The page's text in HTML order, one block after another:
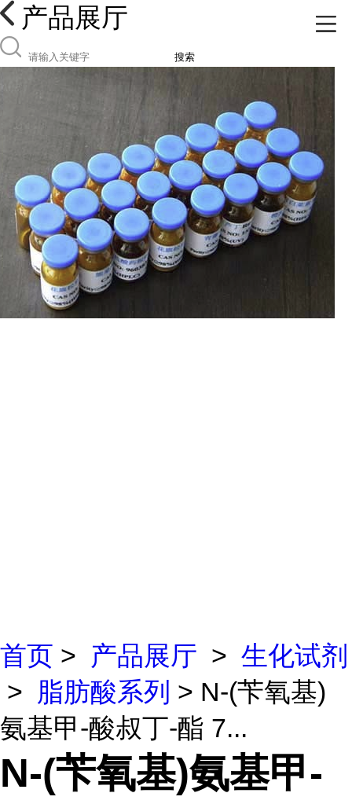
产品展厅
搜索
首页 > 产品展厅 > 生化试剂
> 脂肪酸系列 > N-(苄氧基)
氨基甲-酸叔丁-酯 7...
N-(苄氧基)氨基甲-